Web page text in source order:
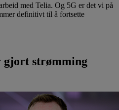
med Telia. Og 5G er det vi på
definitivt til å fortsette
gjort strømming